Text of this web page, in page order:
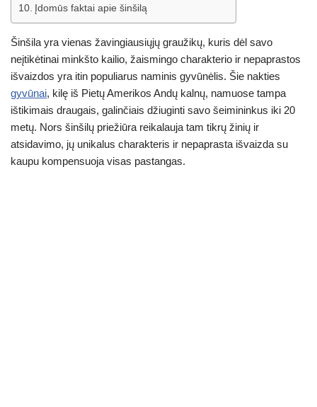
Įdomūs faktai apie šinšilą
Šinšila yra vienas žavingiausiųjų graužikų, kuris dėl savo
neįtikėtinai minkšto kailio, žaismingo charakterio ir nepaprastos
išvaizdos yra itin populiarus naminis gyvūnėlis. Šie nakties
gyvūnai, kilę iš Pietų Amerikos Andų kalnų, namuose tampa
ištikimais draugais, galinčiais džiuginti savo šeimininkus iki 20
metų. Nors šinšilų priežiūra reikalauja tam tikrų žinių ir
atsidavimo, jų unikalus charakteris ir nepaprasta išvaizda su
kaupu kompensuoja visas pastangas.